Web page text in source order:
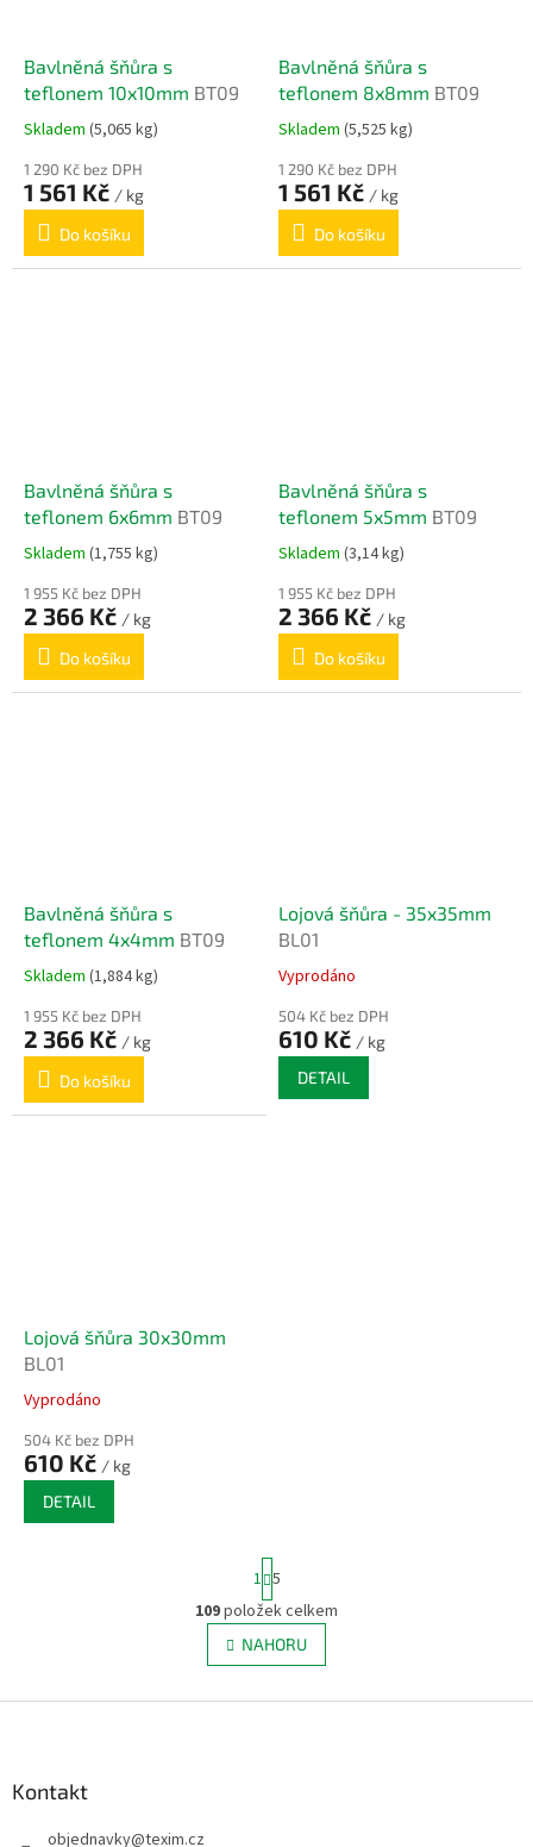
Bavlněná šňůra s
teflonem 10x10mm BT09
Skladem (5,065 kg)
1 290 Kč bez DPH
1 561 Kč / kg
Do košíku
Bavlněná šňůra s
teflonem 8x8mm BT09
Skladem (5,525 kg)
1 290 Kč bez DPH
1 561 Kč / kg
Do košíku
Bavlněná šňůra s
teflonem 6x6mm BT09
Skladem (1,755 kg)
1 955 Kč bez DPH
2 366 Kč / kg
Do košíku
Bavlněná šňůra s
teflonem 5x5mm BT09
Skladem (3,14 kg)
1 955 Kč bez DPH
2 366 Kč / kg
Do košíku
Bavlněná šňůra s
teflonem 4x4mm BT09
Skladem (1,884 kg)
1 955 Kč bez DPH
2 366 Kč / kg
Do košíku
Lojová šňůra - 35x35mm
BL01
Vyprodáno
504 Kč bez DPH
610 Kč / kg
DETAIL
Lojová šňůra 30x30mm
BL01
Vyprodáno
504 Kč bez DPH
610 Kč / kg
DETAIL
O
v
l
t
r
á
n
k
v
1 5
109položek celkem
NAHORU
Kontakt
objednavky@texim.cz